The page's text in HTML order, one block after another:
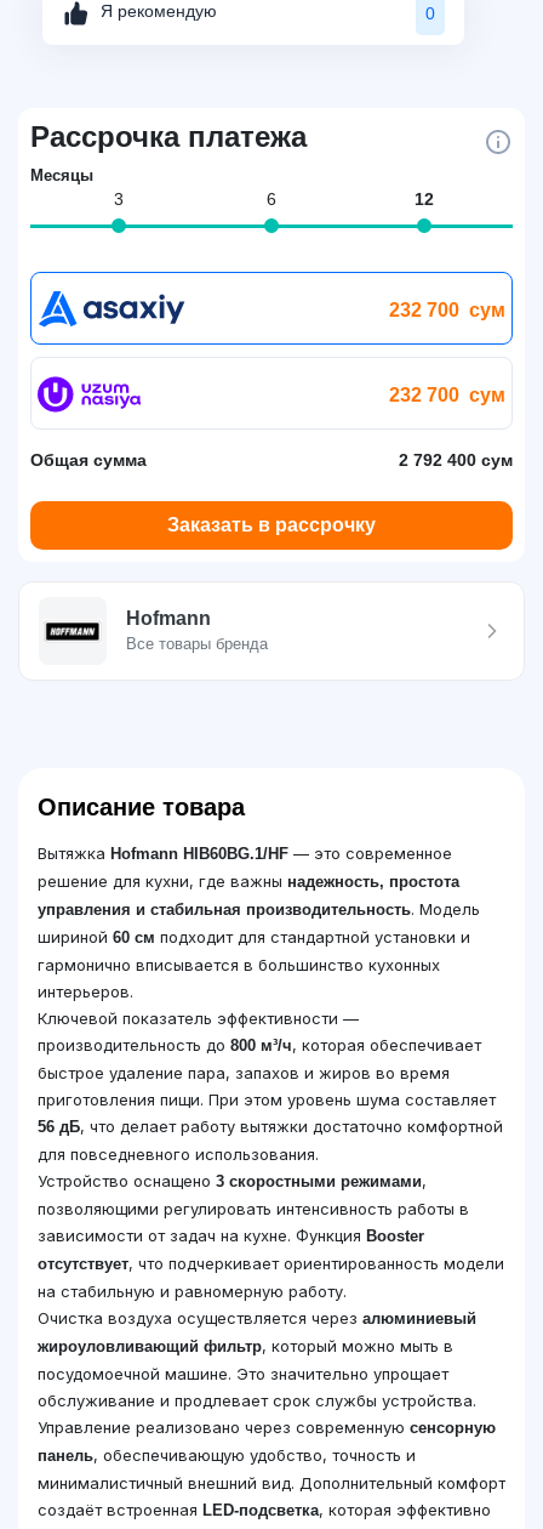
Я рекомендую 0
Рассрочка платежа
Месяцы
3 6 12
232 700 сум
232 700 сум
Общая сумма 2 792 400 сум
Заказать в рассрочку
Hofmann
Все товары бренда
Описание товара
Вытяжка Hofmann HIB60BG.1/HF — это современное
решение для кухни, где важны надежность, простота
управления и стабильная производительность. Модель
шириной 60 см подходит для стандартной установки и
гармонично вписывается в большинство кухонных
интерьеров.
Ключевой показатель эффективности —
производительность до 800 м³/ч, которая обеспечивает
быстрое удаление пара, запахов и жиров во время
приготовления пищи. При этом уровень шума составляет
56 дБ, что делает работу вытяжки достаточно комфортной
для повседневного использования.
Устройство оснащено 3 скоростными режимами,
позволяющими регулировать интенсивность работы в
зависимости от задач на кухне. Функция Booster
отсутствует, что подчеркивает ориентированность модели
на стабильную и равномерную работу.
Очистка воздуха осуществляется через алюминиевый
жироуловливающий фильтр, который можно мыть в
посудомоечной машине. Это значительно упрощает
обслуживание и продлевает срок службы устройства.
Управление реализовано через современную сенсорную
панель, обеспечивающую удобство, точность и
минималистичный внешний вид. Дополнительный комфорт
создаёт встроенная LED-подсветка, которая эффективно